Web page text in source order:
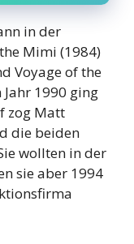
in der
Mimi (1984)
Voyage of the
1990 ging
zog Matt
die beiden
wollten in der
sie aber 1994